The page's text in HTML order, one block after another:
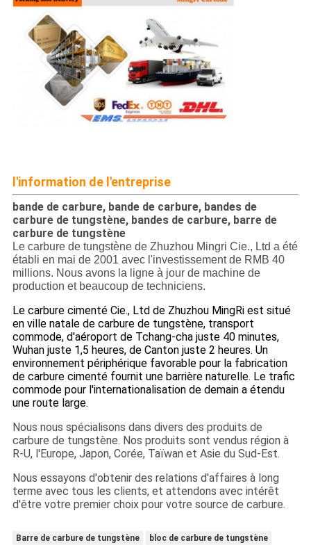
l'information de l'entreprise
bande de carbure, bande de carbure, bandes de
carbure de tungstène, bandes de carbure, barre de
carbure de tungstène
Le carbure de tungstène de Zhuzhou Mingri Cie., Ltd a été
établi en mai de 2001 avec l'investissement de RMB 40
millions. Nous avons la ligne à jour de machine de
production et beaucoup de techniciens.
Le carbure cimenté Cie., Ltd de Zhuzhou MingRi est situé
en ville natale de carbure de tungstène, transport
commode, d'aéroport de Tchang-cha juste 40 minutes,
Wuhan juste 1,5 heures, de Canton juste 2 heures. Un
environnement périphérique favorable pour la fabrication
de carbure cimenté fournit une barrière naturelle. Le trafic
commode pour l'internationalisation de demain a étendu
une route large.
Nous nous spécialisons dans divers des produits de
carbure de tungstène. Nos produits sont vendus région à
R-U, l'Europe, Japon, Corée, Taïwan et Asie du Sud-Est.
Nous essayons d'obtenir des relations d'affaires à long
terme avec tous les clients, et attendons avec intérêt
d'être votre premier choix pour votre source de carbure.
Barre de carbure de tungstène
bloc de carbure de tungstène